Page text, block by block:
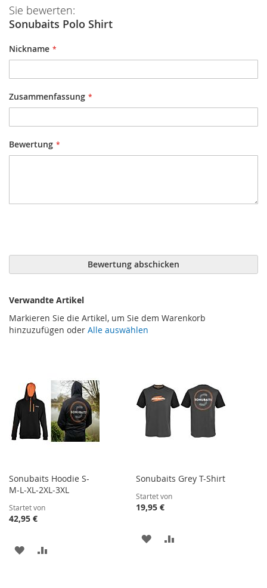
Sie bewerten:
Sonubaits Polo Shirt
Nickname
Zusammenfassung
Bewertung
Bewertung abschicken
Verwandte Artikel
Markieren Sie die Artikel, um Sie dem Warenkorb
hinzuzufügen oder Alle auswählen
Sonubaits Hoodie S-
M-L-XL-2XL-3XL
Startet von
42,95 €
ZUR
Sonubaits Grey T-Shirt
Startet von
19,95 €
ZUR